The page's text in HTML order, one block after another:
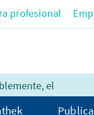
el
de esta página no
profesional